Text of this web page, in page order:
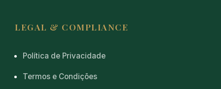
LEGAL & COMPLIANCE
Política de Privacidade
Termos e Condições